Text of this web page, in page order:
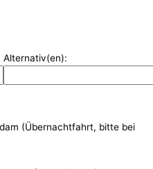
Alternativ(en):
(Übernachtfahrt, bitte bei